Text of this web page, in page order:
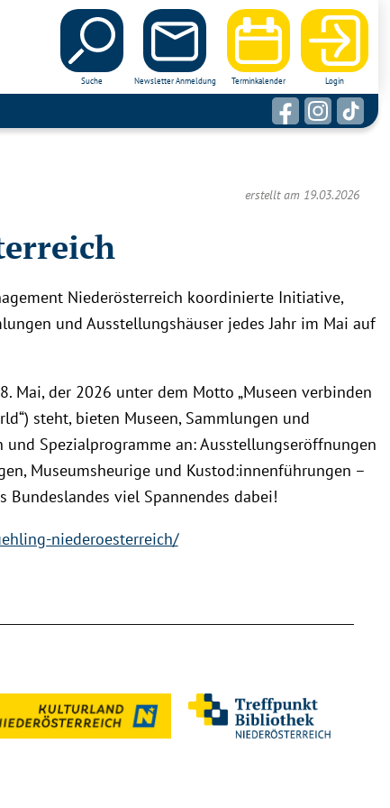
Suche Newsletter Anmeldung Terminkalender Login
erstellt am 19.03.2026
Niederösterreich koordinierte Initiative,
und Ausstellungshäuser jedes Jahr im Mai auf
Mai, der 2026 unter dem Motto „Museen verbinden
steht, bieten Museen, Sammlungen und
Spezialprogramme an: Ausstellungseröffnungen
Museumsheurige und Kustod:innenführungen –
Bundeslandes viel Spannendes dabei!
niederoesterreich/